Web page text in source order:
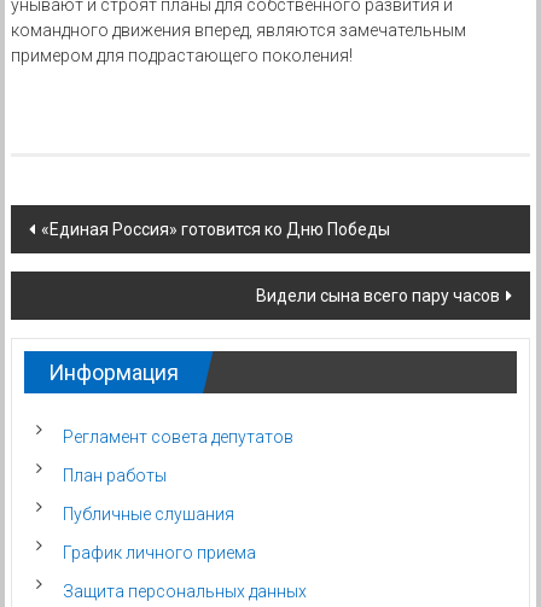
унывают и строят планы для собственного развития и
командного движения вперед, являются замечательным
примером для подрастающего поколения!
Навигация
по
записям
«Единая Россия» готовится ко Дню Победы
Видели сына всего пару часов
Информация
Регламент совета депутатов
План работы
Публичные слушания
График личного приема
Защита персональных данных